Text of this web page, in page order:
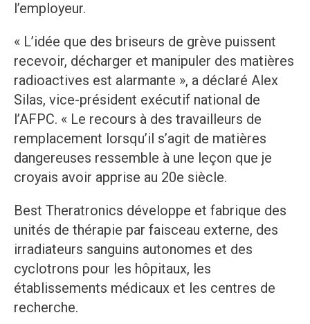
l’employeur.
« L’idée que des briseurs de grève puissent
recevoir, décharger et manipuler des matières
radioactives est alarmante », a déclaré Alex
Silas, vice-président exécutif national de
l’AFPC. « Le recours à des travailleurs de
remplacement lorsqu’il s’agit de matières
dangereuses ressemble à une leçon que je
croyais avoir apprise au 20e siècle.
Best Theratronics développe et fabrique des
unités de thérapie par faisceau externe, des
irradiateurs sanguins autonomes et des
cyclotrons pour les hôpitaux, les
établissements médicaux et les centres de
recherche.